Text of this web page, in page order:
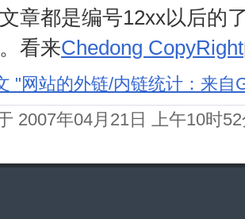
章都是编号12xx以后的
看来Chedong CopyRight
"网站的外链/内链统计：来自
2007年04月21日 上午10时